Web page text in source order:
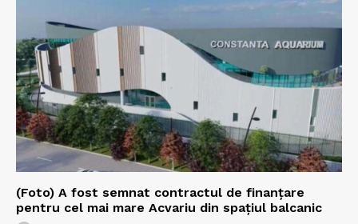
(Foto) A fost semnat contractul de finanțare
pentru cel mai mare Acvariu din spațiul balcanic